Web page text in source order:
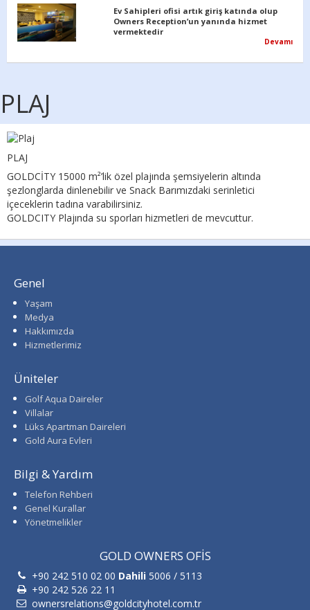
Ev Sahipleri ofisi artık giriş katında olup
Owners Reception’un yanında hizmet
vermektedir
Devamı
PLAJ
PLAJ
GOLDCİTY 15000 m²’lik özel plajında şemsiyelerin altında
şezlonglarda dinlenebilir ve Snack Barımızdaki serinletici
içeceklerin tadına varabilirsiniz.
GOLDCITY Plajında su sporları hizmetleri de mevcuttur.
Genel
Yaşam
Medya
Hakkımızda
Hizmetlerimiz
Üniteler
Golf Aqua Daireler
Villalar
Lüks Apartman Daireleri
Gold Aura Evleri
Bilgi & Yardım
Telefon Rehberi
Genel Kurallar
Yönetmelikler
GOLD OWNERS OFİS
+90 242 510 02 00 Dahili 5006 / 5113
+90 242 526 22 11